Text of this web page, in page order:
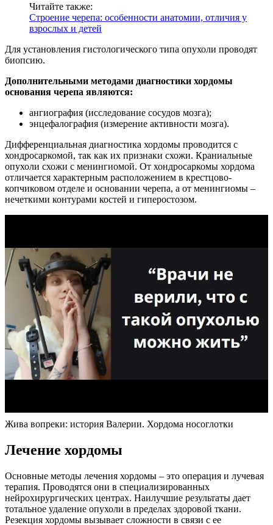
Читайте также:
Строение черепа: особенности анатомии, отличия у
взрослых и детей
Для установления гистологического типа опухоли проводят
биопсию.
Дополнительными методами диагностики хордомы
основания черепа являются:
ангиография (исследование сосудов мозга);
энцефалография (измерение активности мозга).
Дифференциальная диагностика хордомы проводится с
хондросаркомой, так как их признаки схожи. Краниальные
опухоли схожи с менингиомой. От хондросаркомы хордома
отличается характерным расположением в крестцово-
копчиковом отделе и основании черепа, а от менингиомы –
нечеткими контурами костей и гиперостозом.
Жива вопреки: история Валерии. Хордома носоглотки
Лечение хордомы
Основные методы лечения хордомы – это операция и лучевая
терапия. Проводятся они в специализированных
нейрохирургических центрах. Наилучшие результаты дает
тотальное удаление опухоли в пределах здоровой ткани.
Резекция хордомы вызывает сложности в связи с ее